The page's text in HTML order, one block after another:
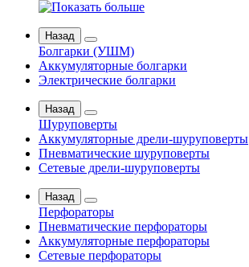
Назад
Болгарки (УШМ)
Аккумуляторные болгарки
Электрические болгарки
Назад
Шуруповерты
Аккумуляторные дрели-шуруповерты
Пневматические шуруповерты
Сетевые дрели-шуруповерты
Назад
Перфораторы
Пневматические перфораторы
Аккумуляторные перфораторы
Сетевые перфораторы